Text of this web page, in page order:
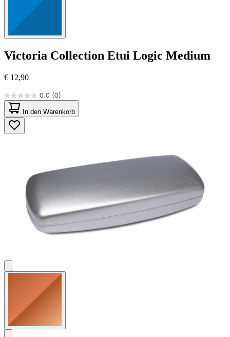
Victoria Collection Etui Logic Medium
€ 12,90
0.0 (0)
0.0
von
5
Sternen.
In den Warenkorb